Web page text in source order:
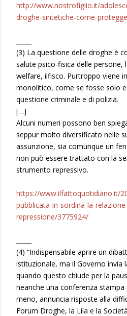
http://www.nostrofiglio.it/
droghe-sintetiche-come-
(3) La questione delle droghe è
salute psico-fisica delle persone,
welfare, ilfisco. Purtroppo viene
monolitico, come se fosse solo
questione criminale e di polizia.
[…]
Alcuni numeri possono ben
seppur molto diversificato nelle
assunzione, sia comunque un
non può essere trattato con la
strumento repressivo.
https://www.ilfattoquotidiano.it/
pubblicata-in-sordina-la-
repressione/3775924/
(4) “Indispensabile aprire un
istituzionale, ma il Governo invia
quando questo chiude per la
neanche una conferenza
meno, annuncia risposte alla
Forum Droghe, la Lila e la